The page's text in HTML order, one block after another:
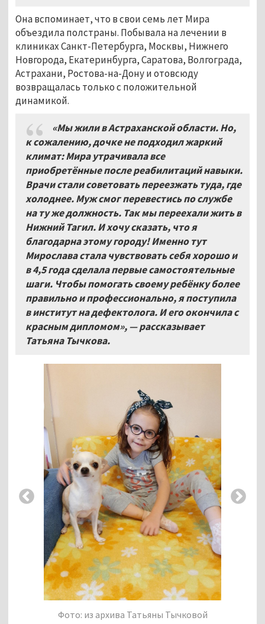
Она вспоминает, что в свои семь лет Мира
объездила полстраны. Побывала на лечении в
клиниках Санкт-Петербурга, Москвы, Нижнего
Новгорода, Екатеринбурга, Саратова, Волгограда,
Астрахани, Ростова-на-Дону и отовсюду
возвращалась только с положительной
динамикой.
«Мы жили в Астраханской области. Но,
к сожалению, дочке не подходил жаркий
климат: Мира утрачивала все
приобретённые после реабилитаций навыки.
Врачи стали советовать переезжать туда, где
холоднее. Муж смог перевестись по службе
на ту же должность. Так мы переехали жить в
Нижний Тагил. И хочу сказать, что я
благодарна этому городу! Именно тут
Мирослава стала чувствовать себя хорошо и
в 4,5 года сделала первые самостоятельные
шаги. Чтобы помогать своему ребёнку более
правильно и профессионально, я поступила
в институт на дефектолога. И его окончила с
красным дипломом», — рассказывает
Татьяна Тычкова.
Фото: из архива Татьяны Тычковой